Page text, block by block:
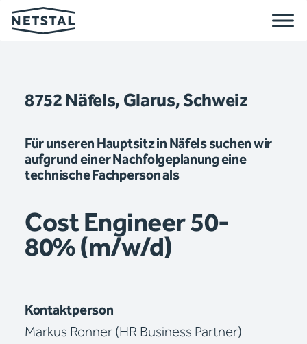
8752 Näfels, Glarus, Schweiz
Für unseren Hauptsitz in Näfels suchen wir
aufgrund einer Nachfolgeplanung eine
technische Fachperson als
Cost Engineer 50-
80% (m/w/d)
Kontaktperson
Markus Ronner (HR Business Partner)